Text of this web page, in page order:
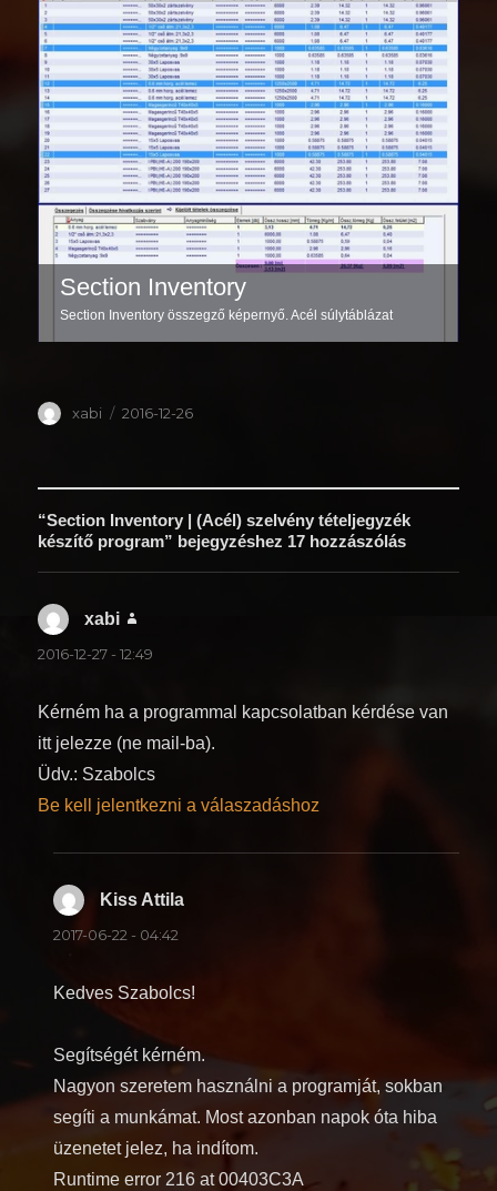
Section Inventory
Section Inventory összegző képernyő. Acél súlytáblázat
Szerző
xabi Közzétéve
2016-12-26
“Section Inventory | (Acél) szelvény tételjegyzék
készítő program” bejegyzéshez 17 hozzászólás
xabi
2016-12-27 - 12:49
Kérném ha a programmal kapcsolatban kérdése van
itt jelezze (ne mail-ba).
Üdv.: Szabolcs
Be kell jelentkezni a válaszadáshoz
Kiss Attila
2017-06-22 - 04:42
Kedves Szabolcs!
Segítségét kérném.
Nagyon szeretem használni a programját, sokban
segíti a munkámat. Most azonban napok óta hiba
üzenetet jelez, ha indítom.
Runtime error 216 at 00403C3A